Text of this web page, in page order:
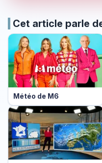
Cet article parle
Météo de M6